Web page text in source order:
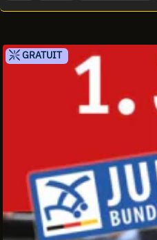
GRATUIT